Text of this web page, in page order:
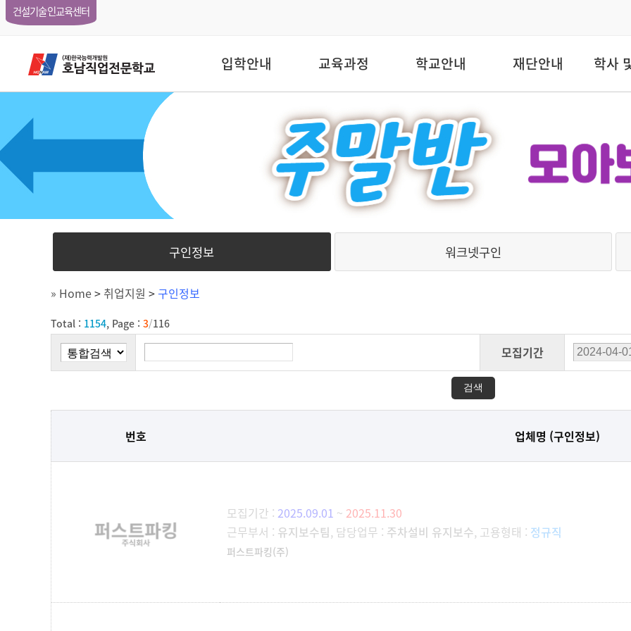
건설기술인교육센터
입학안내 교육과정 학교안내 재단안내 학사
구인정보 워크넷구인
» Home> 취업지원 >구인정보
Total : 1154, Page : 3/116
모집기간
번호 업체명 (구인정보)
모집기간 : 2025.09.01 ~ 2025.11.30
근무부서 : 유지보수팀, 담당업무 : 주차설비 유지보수, 고용형태 : 정규직
퍼스트파킹(주)